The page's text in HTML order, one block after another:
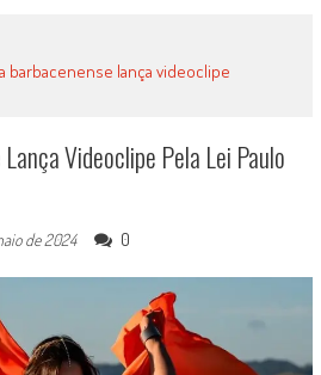
barbacenense lança videoclipe
Videoclipe Pela Lei Paulo
de 2024 0